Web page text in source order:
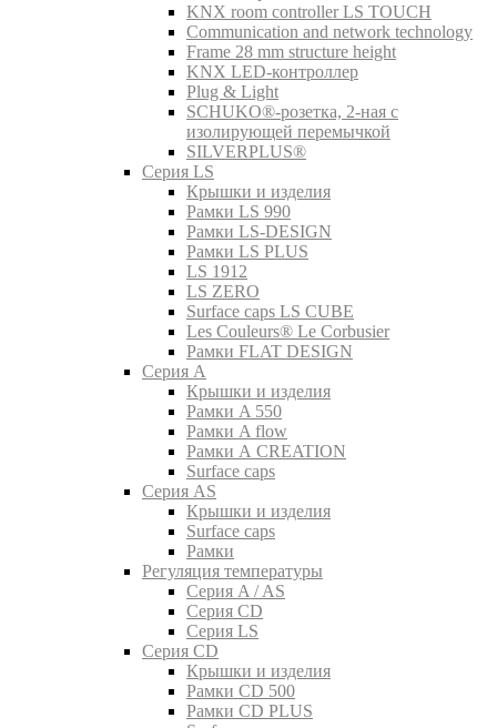
KNX room controller LS TOUCH
Communication and network technology
Frame 28 mm structure height
KNX LED-контроллер
Plug & Light
SCHUKO®-розетка, 2-ная с
изолирующей перемычкой
SILVERPLUS®
Серия LS
Крышки и изделия
Рамки LS 990
Рамки LS-DESIGN
Рамки LS PLUS
LS 1912
LS ZERO
Surface caps LS CUBE
Les Couleurs® Le Corbusier
Рамки FLAT DESIGN
Серия A
Крышки и изделия
Рамки A 550
Рамки A flow
Рамки A CREATION
Surface caps
Серия AS
Крышки и изделия
Surface caps
Рамки
Регуляция температуры
Серия A / AS
Серия CD
Серия LS
Серия CD
Крышки и изделия
Рамки CD 500
Рамки CD PLUS